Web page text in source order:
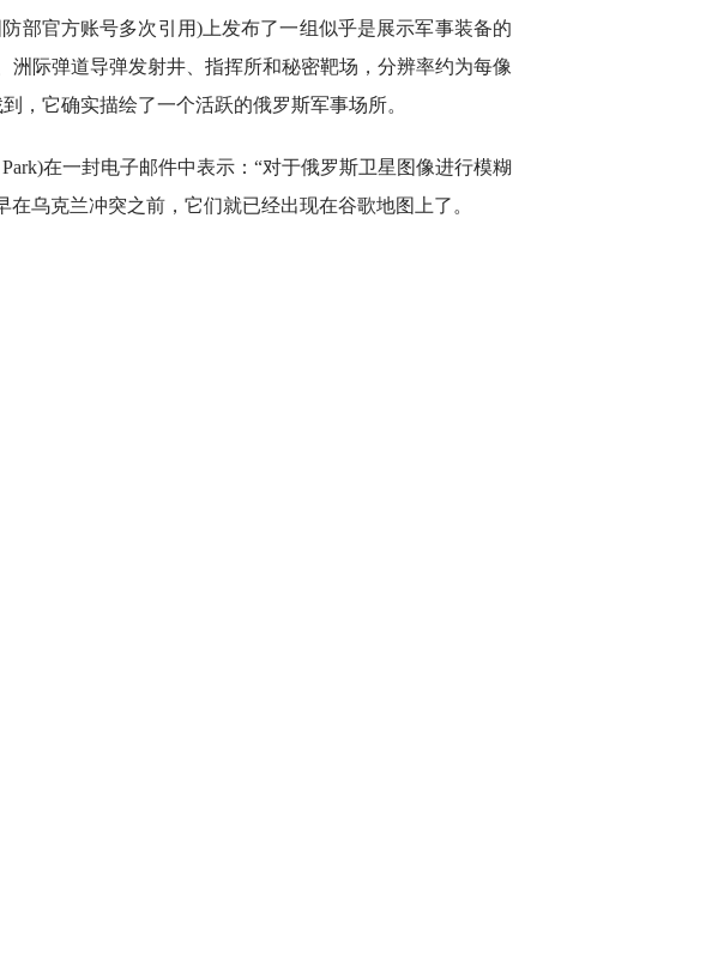
部官方账号多次引用)上发布了一组似乎是展示军事装备的
际弹道导弹发射井、指挥所和秘密靶场，分辨率约为每像
，它确实描绘了一个活跃的俄罗斯军事场所。
在一封电子邮件中表示：“对于俄罗斯卫星图像进行模糊
乌克兰冲突之前，它们就已经出现在谷歌地图上了。